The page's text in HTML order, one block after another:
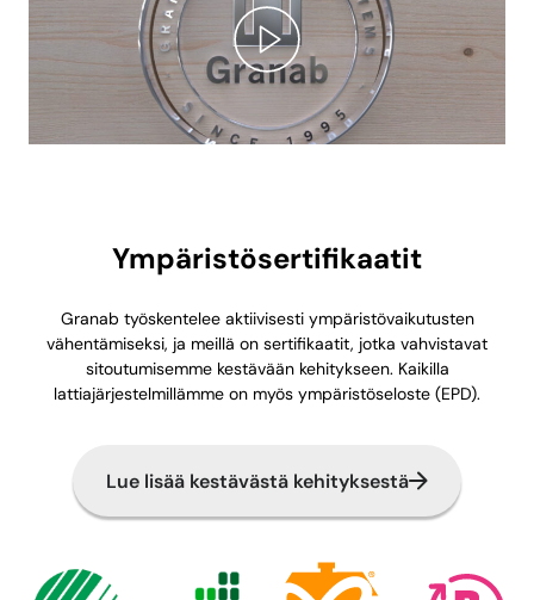
Ympäristösertifikaatit
Granab työskentelee aktiivisesti ympäristövaikutusten
vähentämiseksi, ja meillä on sertifikaatit, jotka vahvistavat
sitoutumisemme kestävään kehitykseen. Kaikilla
lattiajärjestelmillämme on myös ympäristöseloste (EPD).
Lue lisää kestävästä kehityksestä